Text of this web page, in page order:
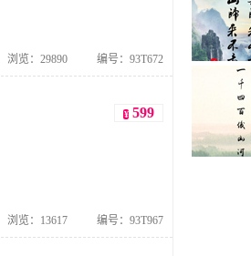
浏览： 29890 编号：93T672
浏览： 13617 编号：93T967
¥ 599